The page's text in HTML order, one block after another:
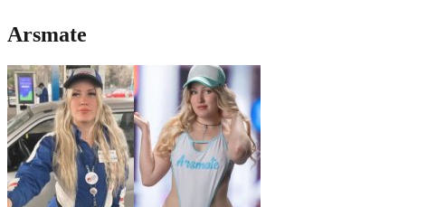
Arsmate